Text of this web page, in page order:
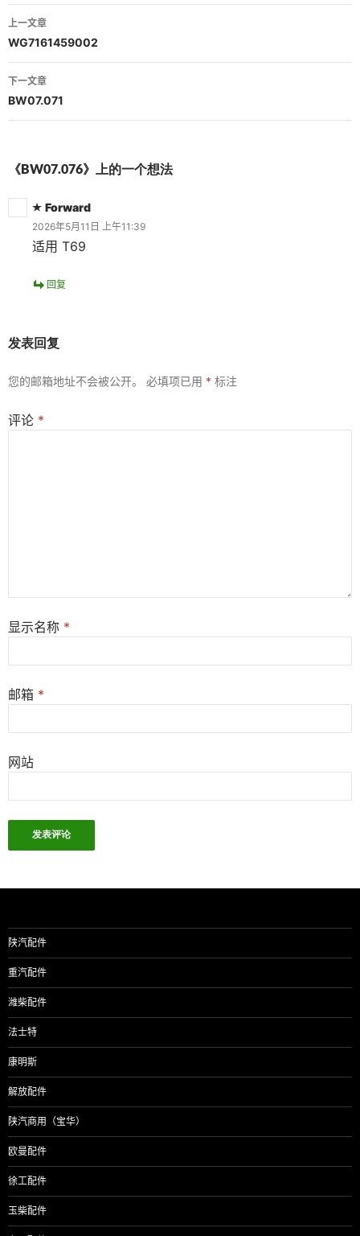
文
章
导
航
上一文章
WG7161459002
下一文章
BW07.071
《BW07.076》上的一个想法
Forward
2026年5月11日 上午11:39
适用 T69
回复
发表回复
您的邮箱地址不会被公开。 必填项已用 * 标注
评论 *
显示名称 *
邮箱 *
网站
陕汽配件
重汽配件
潍柴配件
法士特
康明斯
解放配件
陕汽商用（宝华）
欧曼配件
徐工配件
玉柴配件